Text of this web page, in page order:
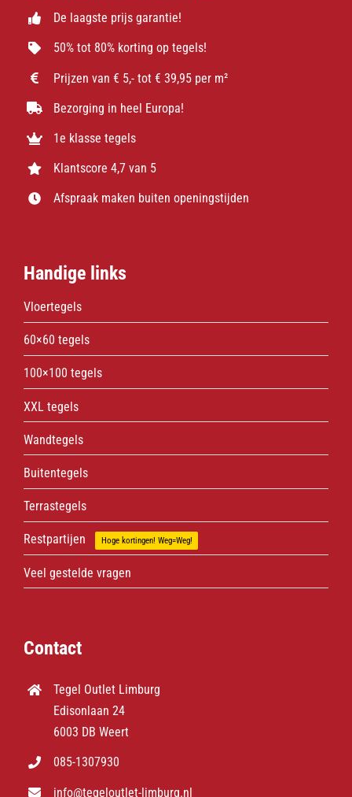
De laagste prijs garantie!
50% tot 80% korting op tegels!
Prijzen van € 5,- tot € 39,95 per m²
Bezorging in heel Europa!
1e klasse tegels
Klantscore 4,7 van 5
Afspraak maken buiten openingstijden
Handige links
Vloertegels
60×60 tegels
100×100 tegels
XXL tegels
Wandtegels
Buitentegels
Terrastegels
Restpartijen Hoge kortingen! Weg=Weg!
Veel gestelde vragen
Contact
Tegel Outlet Limburg
Edisonlaan 24
6003 DB Weert
085-1307930
info@tegeloutlet-limburg.nl